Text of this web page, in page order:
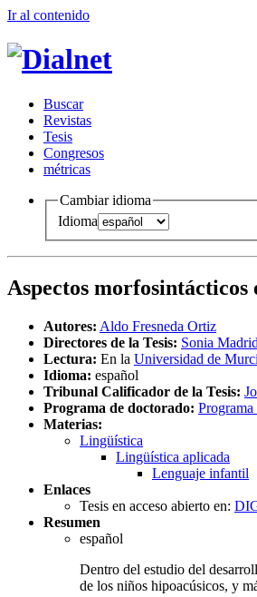
Ir al contenido
Buscar
Revistas
Tesis
Congresos
métricas
Cambiar idioma
Idioma
Aspectos morfosintácticos
Autores: Aldo Fresneda Ortiz
Directores de la Tesis: Sonia
Lectura: En la Universidad de
Idioma: español
Tribunal Calificador de la Tesis:
Programa de doctorado:
Materias:
Lingüística
Lingüística aplicada
Lenguaje infantil
Enlaces
Tesis en acceso abierto en:
Resumen
español
Dentro del estudio del
de los niños hipoacúsicos, y